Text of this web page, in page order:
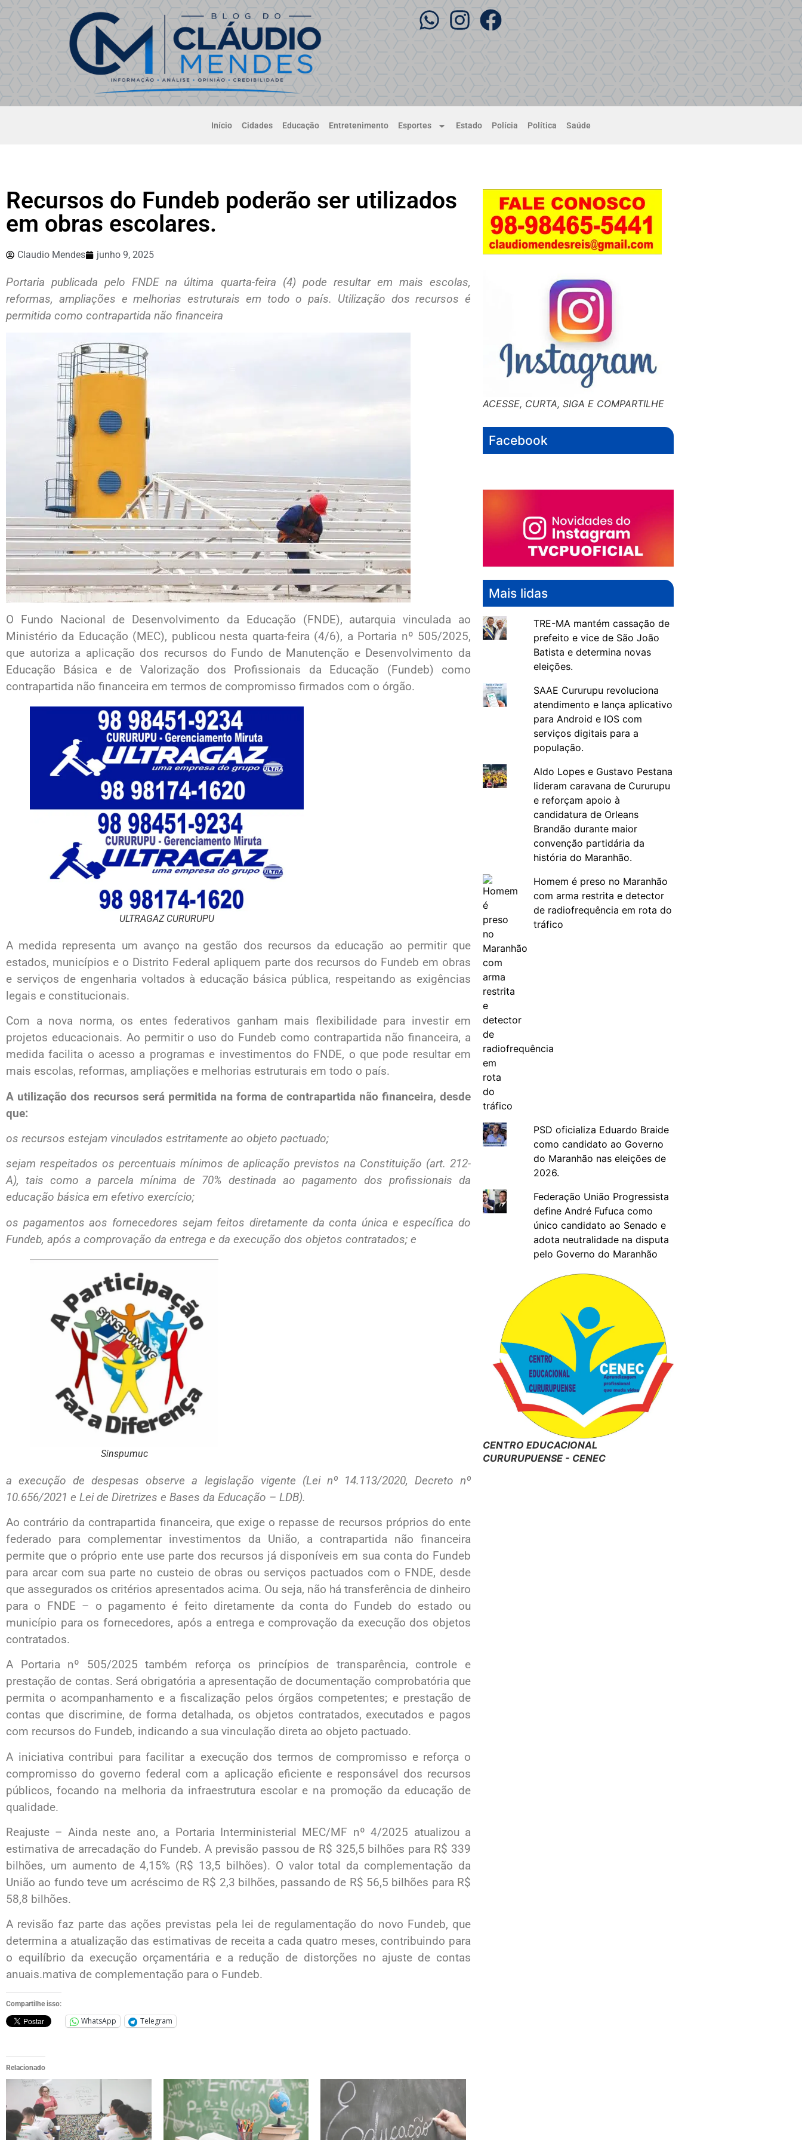
Início Cidades Educação Entretenimento Esportes Estado Polícia Política Saúde
Recursos do Fundeb poderão ser utilizados
em obras escolares.
Claudio Mendes junho 9, 2025
Portaria publicada pelo FNDE na última quarta-feira (4) pode resultar em mais escolas,
reformas, ampliações e melhorias estruturais em todo o país. Utilização dos recursos é
permitida como contrapartida não financeira
O Fundo Nacional de Desenvolvimento da Educação (FNDE), autarquia vinculada ao
Ministério da Educação (MEC), publicou nesta quarta-feira (4/6), a Portaria nº 505/2025,
que autoriza a aplicação dos recursos do Fundo de Manutenção e Desenvolvimento da
Educação Básica e de Valorização dos Profissionais da Educação (Fundeb) como
contrapartida não financeira em termos de compromisso firmados com o órgão.
ULTRAGAZ CURURUPU
A medida representa um avanço na gestão dos recursos da educação ao permitir que
estados, municípios e o Distrito Federal apliquem parte dos recursos do Fundeb em obras
e serviços de engenharia voltados à educação básica pública, respeitando as exigências
legais e constitucionais.
Com a nova norma, os entes federativos ganham mais flexibilidade para investir em
projetos educacionais. Ao permitir o uso do Fundeb como contrapartida não financeira, a
medida facilita o acesso a programas e investimentos do FNDE, o que pode resultar em
mais escolas, reformas, ampliações e melhorias estruturais em todo o país.
A utilização dos recursos será permitida na forma de contrapartida não financeira, desde
que:
os recursos estejam vinculados estritamente ao objeto pactuado;
sejam respeitados os percentuais mínimos de aplicação previstos na Constituição (art. 212-
A), tais como a parcela mínima de 70% destinada ao pagamento dos profissionais da
educação básica em efetivo exercício;
os pagamentos aos fornecedores sejam feitos diretamente da conta única e específica do
Fundeb, após a comprovação da entrega e da execução dos objetos contratados; e
Sinspumuc
a execução de despesas observe a legislação vigente (Lei nº 14.113/2020, Decreto nº
10.656/2021 e Lei de Diretrizes e Bases da Educação – LDB).
Ao contrário da contrapartida financeira, que exige o repasse de recursos próprios do ente
federado para complementar investimentos da União, a contrapartida não financeira
permite que o próprio ente use parte dos recursos já disponíveis em sua conta do Fundeb
para arcar com sua parte no custeio de obras ou serviços pactuados com o FNDE, desde
que assegurados os critérios apresentados acima. Ou seja, não há transferência de dinheiro
para o FNDE – o pagamento é feito diretamente da conta do Fundeb do estado ou
município para os fornecedores, após a entrega e comprovação da execução dos objetos
contratados.
A Portaria nº 505/2025 também reforça os princípios de transparência, controle e
prestação de contas. Será obrigatória a apresentação de documentação comprobatória que
permita o acompanhamento e a fiscalização pelos órgãos competentes; e prestação de
contas que discrimine, de forma detalhada, os objetos contratados, executados e pagos
com recursos do Fundeb, indicando a sua vinculação direta ao objeto pactuado.
A iniciativa contribui para facilitar a execução dos termos de compromisso e reforça o
compromisso do governo federal com a aplicação eficiente e responsável dos recursos
públicos, focando na melhoria da infraestrutura escolar e na promoção da educação de
qualidade.
Reajuste – Ainda neste ano, a Portaria Interministerial MEC/MF nº 4/2025 atualizou a
estimativa de arrecadação do Fundeb. A previsão passou de R$ 325,5 bilhões para R$ 339
bilhões, um aumento de 4,15% (R$ 13,5 bilhões). O valor total da complementação da
União ao fundo teve um acréscimo de R$ 2,3 bilhões, passando de R$ 56,5 bilhões para R$
58,8 bilhões.
A revisão faz parte das ações previstas pela lei de regulamentação do novo Fundeb, que
determina a atualização das estimativas de receita a cada quatro meses, contribuindo para
o equilíbrio da execução orçamentária e a redução de distorções no ajuste de contas
anuais.mativa de complementação para o Fundeb.
Compartilhe isso:
WhatsApp Telegram
Relacionado
ACESSE, CURTA, SIGA E COMPARTILHE
Facebook
Mais lidas
TRE-MA mantém cassação de
prefeito e vice de São João
Batista e determina novas
eleições.
SAAE Cururupu revoluciona
atendimento e lança aplicativo
para Android e IOS com
serviços digitais para a
população.
Aldo Lopes e Gustavo Pestana
lideram caravana de Cururupu
e reforçam apoio à
candidatura de Orleans
Brandão durante maior
convenção partidária da
história do Maranhão.
Homem é preso no Maranhão
com arma restrita e detector
de radiofrequência em rota do
tráfico
PSD oficializa Eduardo Braide
como candidato ao Governo
do Maranhão nas eleições de
2026.
Federação União Progressista
define André Fufuca como
único candidato ao Senado e
adota neutralidade na disputa
pelo Governo do Maranhão
CENTRO EDUCACIONAL
CURURUPUENSE - CENEC